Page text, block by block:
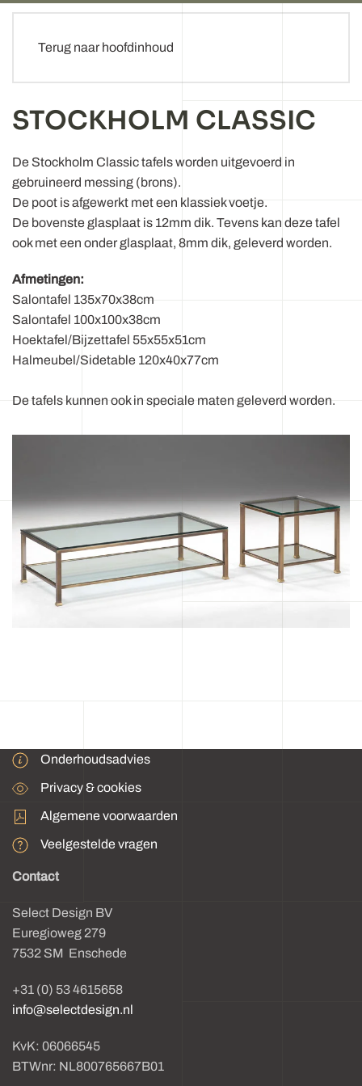
Terug naar hoofdinhoud
STOCKHOLM CLASSIC
De Stockholm Classic tafels worden uitgevoerd in
gebruineerd messing (brons).
De poot is afgewerkt met een klassiek voetje.
De bovenste glasplaat is 12mm dik. Tevens kan deze tafel
ook met een onder glasplaat, 8mm dik, geleverd worden.
Afmetingen:
Salontafel 135x70x38cm
Salontafel 100x100x38cm
Hoektafel/Bijzettafel 55x55x51cm
Halmeubel/Sidetable 120x40x77cm
De tafels kunnen ook in speciale maten geleverd worden.
Onderhoudsadvies
Privacy & cookies
Algemene voorwaarden
Veelgestelde vragen
Contact
Select Design BV
Euregioweg 279
7532 SM Enschede
+31 (0) 53 4615658
info@selectdesign.nl
KvK: 06066545
BTWnr: NL800765667B01